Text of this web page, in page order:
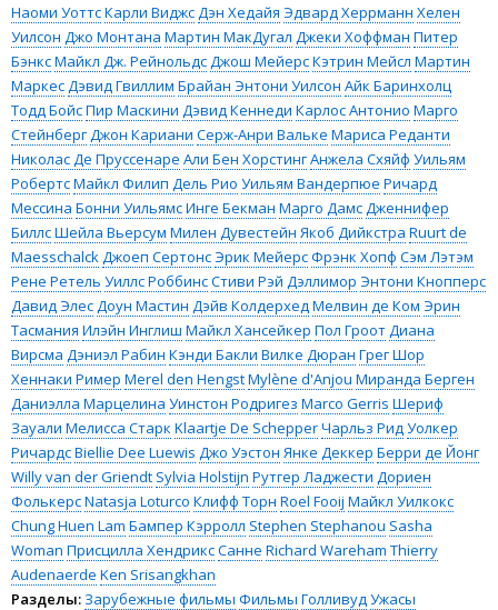
Наоми УоттсКарли ВиджсДэн Хедайя Эдвард Херрманн Хелен
Уилсон Джо Монтана Мартин МакДугал Джеки Хоффман Питер
БэнксМайкл Дж. РейнольдсДжош МейерсКэтрин Мейсл Мартин
МаркесДэвид Гвиллим Брайан Энтони Уилсон Айк Баринхолц
Тодд БойсПир Маскини Дэвид Кеннеди Карлос Антонио Марго
СтейнбергДжон Кариани Серж-Анри Вальке Мариса Реданти
Николас Де Пруссенаре Али Бен ХорстингАнжела Схяйф Уильям
РобертсМайкл Филип Дель Рио Уильям Вандерпюе Ричард
Мессина Бонни УильямсИнге Бекман Марго ДамсДженнифер
БиллсШейла Вьерсум Милен Дувестейн Якоб Дийкстра Ruurt de
MaesschalckДжоеп СертонсЭрик МейерсФрэнк Хопф Сэм Лэтэм
Рене Ретель Уиллс РоббинсСтиви Рэй Дэллимор Энтони Кнопперс
Давид ЭлесДоун Мастин Дэйв КолдерхедМелвин де Ком Эрин
Тасмания Илэйн Инглиш Майкл Хансейкер Пол ГроотДиана
Вирсма Дэниэл Рабин Кэнди Бакли Вилке Дюран Грег Шор
Хеннаки Ример Merel den HengstMylène d'Anjou Миранда Берген
Даниэлла Марцелина Уинстон Родригез Marco Gerris Шериф
Зауали Мелисса Старк Klaartje De SchepperЧарльз РидУолкер
РичардсBiellie Dee Luewis Джо Уэстон Янке Деккер Берри де Йонг
Willy van der Griendt Sylvia Holstijn Рутгер Ладжести Дориен
ФолькерсNatasja Loturco Клифф Торн Roel Fooij Майкл Уилкокс
Chung Huen Lam Бампер Кэрролл Stephen Stephanou Sasha
Woman Присцилла ХендриксСанне Richard Wareham Thierry
Audenaerde Ken Srisangkhan
Разделы: Зарубежные фильмы Фильмы ГолливудУжасы